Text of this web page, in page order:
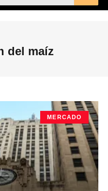
del maíz
MERCADO